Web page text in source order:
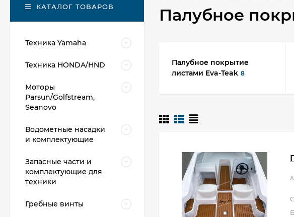
Палубное
Палубное покрытие
листами Eva-Teak 8
КАТАЛОГ ТОВАРОВ
Техника Yamaha
Техника HONDA/HND
Моторы
Parsun/Golfstream,
Seanovo
Водометные насадки
и комплектующие
Запасные части и
комплектующие для
техники
Гребные винты